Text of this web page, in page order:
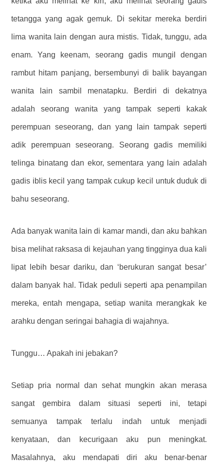
tetangga yang agak gemuk. Di sekitar mereka berdiri
lima wanita lain dengan aura mistis. Tidak, tunggu, ada
enam. Yang keenam, seorang gadis mungil dengan
rambut hitam panjang, bersembunyi di balik bayangan
wanita lain sambil menatapku. Berdiri di dekatnya
adalah seorang wanita yang tampak seperti kakak
perempuan seseorang, dan yang lain tampak seperti
adik perempuan seseorang. Seorang gadis memiliki
telinga binatang dan ekor, sementara yang lain adalah
gadis iblis kecil yang tampak cukup kecil untuk duduk di
bahu seseorang.
Ada banyak wanita lain di kamar mandi, dan aku bahkan
bisa melihat raksasa di kejauhan yang tingginya dua kali
lipat lebih besar dariku, dan ‘berukuran sangat besar’
dalam banyak hal. Tidak peduli seperti apa penampilan
mereka, entah mengapa, setiap wanita merangkak ke
arahku dengan seringai bahagia di wajahnya.
Tunggu… Apakah ini jebakan?
Setiap pria normal dan sehat mungkin akan merasa
sangat gembira dalam situasi seperti ini, tetapi
semuanya tampak terlalu indah untuk menjadi
kenyataan, dan kecurigaan aku pun meningkat.
Masalahnya, aku mendapati diri aku benar-benar